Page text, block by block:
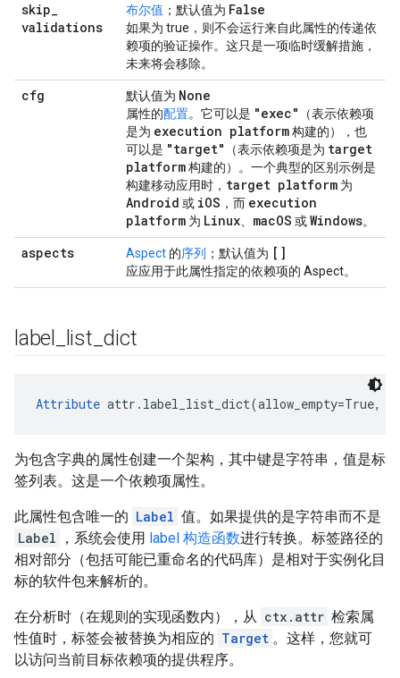
skip_
validations
布尔值 ；默认值为 False
如果为 true，则不会运行来自此属性的传递依
赖项的验证操作。这只是一项临时缓解措施，
未来将会移除。
cfg 默认值为 None
属性的配置。它可以是 "exec"
（表示依赖项
是为 execution platform构建的），也
可以是 "target" （表示依赖项是为 target
platform构建的）。一个典型的区别示例是
构建移动应用时， target platform 为
Android 或 iOS ，而 execution
platform 为 Linux macOS 或Windows。
aspects Aspect 的序列 ；默认值为 []
应应用于此属性指定的依赖项的 Aspect。
label list dict
Attribute attr.label_list_dict(allow_empty=True, *,
为包含字典的属性创建一个架构，其中键是字符串，值是标
签列表。这是一个依赖项属性。
此属性包含唯一的 Label 值。如果提供的是字符串而不是
Label
，系统会使用 label 构造函数进行转换。标签路径的
相对部分（包括可能已重命名的代码库）是相对于实例化目
标的软件包来解析的。
在分析时（在规则的实现函数内），从 ctx.attr 检索属
性值时，标签会被替换为相应的 Target 。这样，您就可
以访问当前目标依赖项的提供程序。